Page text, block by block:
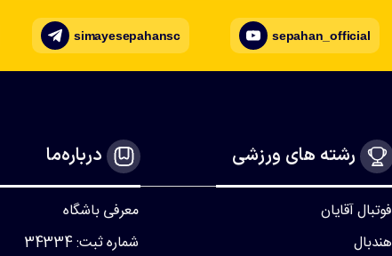
simayesepahansc sepahan_official
رشته های ورزشی
فوتبال آقایان
هندبال
درباره‌ما
معرفی باشگاه
شماره ثبت: 34334